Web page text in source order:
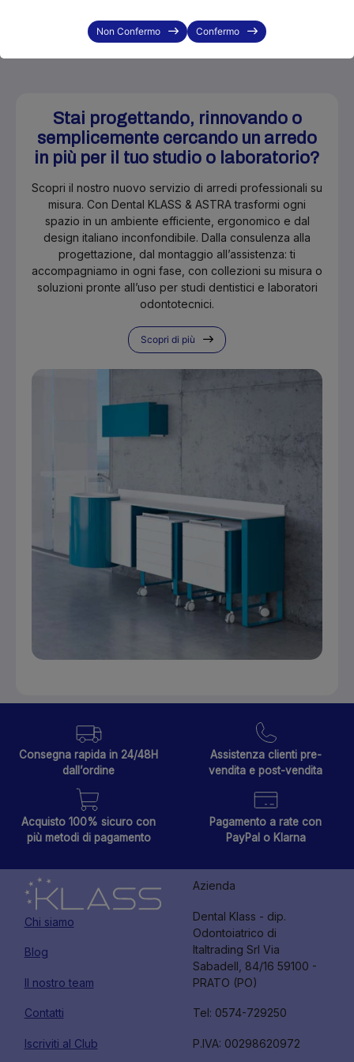
Stai progettando, rinnovando o
semplicemente cercando un arredo
in più per il tuo studio o laboratorio?
Scopri il nostro nuovo servizio di arredi professionali su
misura. Con Dental KLASS & ASTRA trasformi ogni
spazio in un ambiente efficiente, ergonomico e dal
design italiano inconfondibile. Dalla consulenza alla
progettazione, dal montaggio all’assistenza: ti
accompagniamo in ogni fase, con collezioni su misura o
soluzioni pronte all’uso per studi dentistici e laboratori
odontotecnici.
Scopri di più
Non Confermo Confermo
Consegna rapida in 24/48H
dall’ordine
Assistenza clienti pre-
vendita e post-vendita
Acquisto 100% sicuro con
più metodi di pagamento
Pagamento a rate con
PayPal o Klarna
Chi siamo
Blog
Il nostro team
Contatti
Iscriviti al Club
Azienda
Dental Klass - dip.
Odontoiatrico di
Italtrading Srl Via
Sabadell, 84/16 59100 -
PRATO (PO)
Tel: 0574-729250
P.IVA: 00298620972